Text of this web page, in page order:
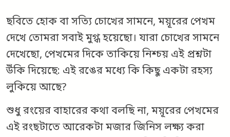
ছবিতে হোক বা সত্যি চোখের সামনে, ময়ূরের পেখম
দেখে তোমরা সবাই মুগ্ধ হয়েছো। যারা চোখের সামনে
দেখেছো, পেখমের দিকে তাকিয়ে নিশ্চয় এই প্রশ্নটা
উঁকি দিয়েছে: এই রঙের মধ্যে কি কিছু একটা রহস্য
লুকিয়ে আছে?
শুধু রংয়ের বাহারের কথা বলছি না, ময়ূরের পেখমের
এই রংছটাতে আরেকটা মজার জিনিস লক্ষ্য করা